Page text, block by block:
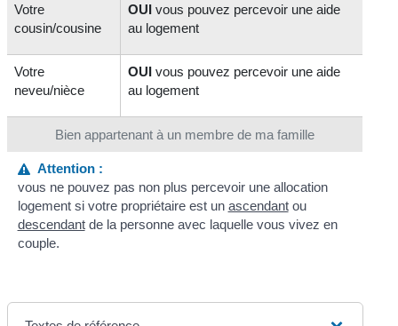
Bien appartenant à un membre de ma famille
Votre
cousin/cousine
OUI vous pouvez percevoir une aide
au logement
Votre
neveu/nièce
OUI vous pouvez percevoir une aide
au logement
Attention :
vous ne pouvez pas non plus percevoir une allocation
logement si votre propriétaire est un ascendantou
descendantde la personne avec laquelle vous vivez en
couple.